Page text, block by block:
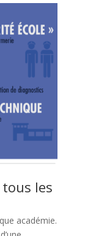
les
académie.